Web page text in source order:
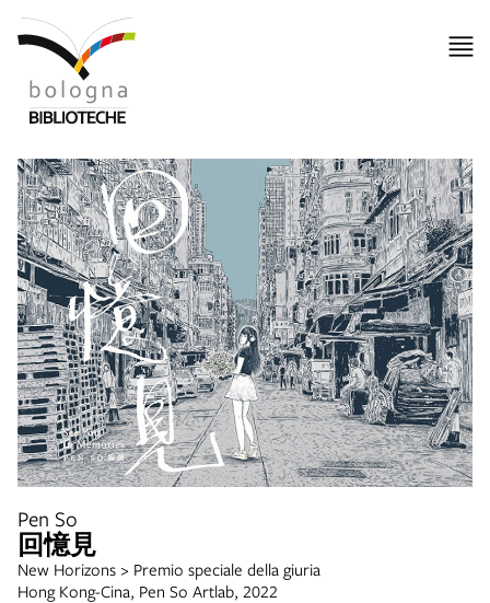
Pen So
回憶見
New Horizons > Premio speciale della giuria
Hong Kong-Cina, Pen So Artlab, 2022